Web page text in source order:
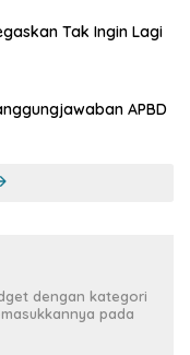
Tak Ingin Lagi
APBD
dengan kategori
pada